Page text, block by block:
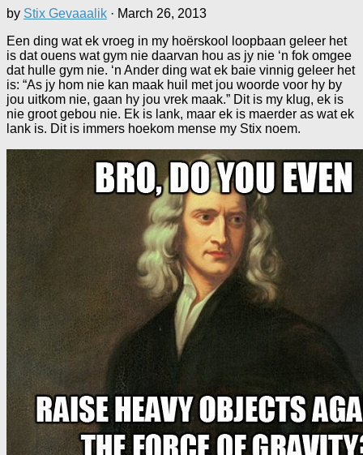
by Stix Gevaaalik · March 26, 2013
Een ding wat ek vroeg in my hoërskool loopbaan geleer het
is dat ouens wat gym nie daarvan hou as jy nie ‘n fok omgee
dat hulle gym nie. ‘n Ander ding wat ek baie vinnig geleer het
is: “As jy hom nie kan maak huil met jou woorde voor hy by
jou uitkom nie, gaan hy jou vrek maak.” Dit is my klug, ek is
nie groot gebou nie. Ek is lank, maar ek is maerder as wat ek
lank is. Dit is immers hoekom mense my Stix noem.